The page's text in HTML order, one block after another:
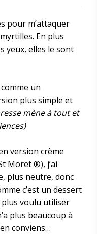
pour m’attaquer
En plus
yeux, elles le sont
un
plus simple et
mène à tout et
version crème
Moret ®), j’ai
plus neutre, donc
c’est un dessert
plus voulu utiliser
plus beaucoup à
conviens…